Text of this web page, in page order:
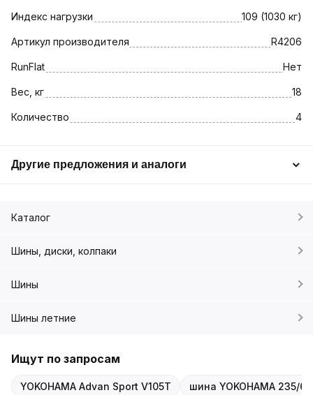
Индекс нагрузки 109 (1030 кг)
Артикул производителя R4206
RunFlat Нет
Вес, кг 18
Количество 4
Другие предложения и аналоги
Каталог
Шины, диски, колпаки
Шины
Шины летние
Ищут по запросам
YOKOHAMA Advan Sport V105T шина YOKOHAMA 235/65